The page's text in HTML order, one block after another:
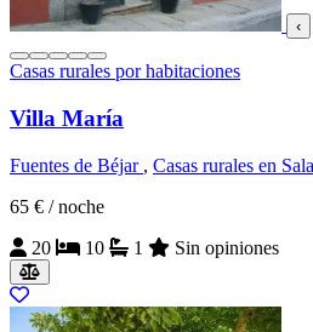
‹
Casas rurales por habitaciones
Villa María
Fuentes de Béjar , Casas rurales en
65 € / noche
20
10 1 Sin opiniones